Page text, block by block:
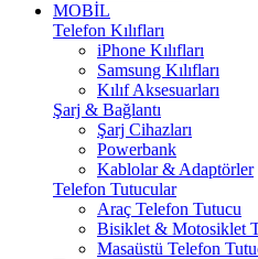
MOBİL
Telefon Kılıfları
iPhone Kılıfları
Samsung Kılıfları
Kılıf Aksesuarları
Şarj & Bağlantı
Şarj Cihazları
Powerbank
Kablolar & Adaptörler
Telefon Tutucular
Araç Telefon Tutucu
Bisiklet & Motosiklet
Masaüstü Telefon